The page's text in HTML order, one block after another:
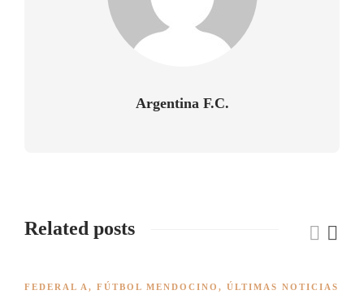
Argentina F.C.
Related posts
FEDERAL A , FÚTBOL MENDOCINO , ÚLTIMAS NOTICIAS